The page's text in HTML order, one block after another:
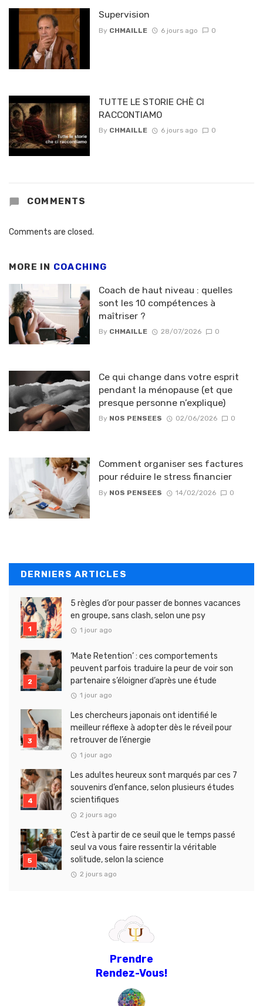
Supervision
By CHMAILLE 6 jours ago 0
TUTTE LE STORIE CHÈ CI
RACCONTIAMO
By CHMAILLE 6 jours ago 0
COMMENTS
Comments are closed.
MORE IN COACHING
Coach de haut niveau : quelles
sont les 10 compétences à
maîtriser ?
By CHMAILLE 28/07/2026 0
Ce qui change dans votre esprit
pendant la ménopause (et que
presque personne n’explique)
By NOS PENSEES 02/06/2026 0
Comment organiser ses factures
pour réduire le stress financier
By NOS PENSEES 14/02/2026 0
DERNIERS ARTICLES
5 règles d’or pour passer de bonnes vacances
en groupe, sans clash, selon une psy
1 jour ago
‘Mate Retention’ : ces comportements
peuvent parfois traduire la peur de voir son
partenaire s’éloigner d’après une étude
1 jour ago
Les chercheurs japonais ont identifié le
meilleur réflexe à adopter dès le réveil pour
retrouver de l’énergie
1 jour ago
Les adultes heureux sont marqués par ces 7
souvenirs d’enfance, selon plusieurs études
scientifiques
2 jours ago
C’est à partir de ce seuil que le temps passé
seul va vous faire ressentir la véritable
solitude, selon la science
2 jours ago
Prendre
Rendez-Vous!